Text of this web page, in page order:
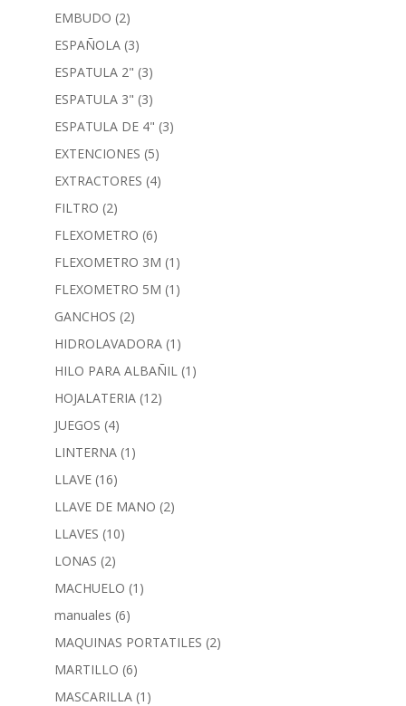
EMBUDO (2)
ESPAÑOLA (3)
ESPATULA 2" (3)
ESPATULA 3" (3)
ESPATULA DE 4" (3)
EXTENCIONES (5)
EXTRACTORES (4)
FILTRO (2)
FLEXOMETRO (6)
FLEXOMETRO 3M (1)
FLEXOMETRO 5M (1)
GANCHOS (2)
HIDROLAVADORA (1)
HILO PARA ALBAÑIL (1)
HOJALATERIA (12)
JUEGOS (4)
LINTERNA (1)
LLAVE (16)
LLAVE DE MANO (2)
LLAVES (10)
LONAS (2)
MACHUELO (1)
manuales (6)
MAQUINAS PORTATILES (2)
MARTILLO (6)
MASCARILLA (1)